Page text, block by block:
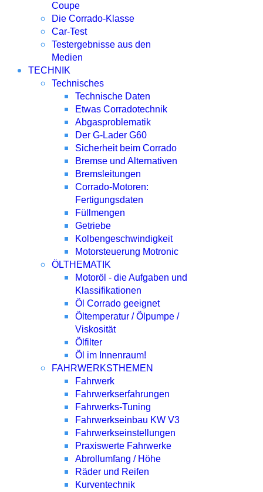
Coupe
Die Corrado-Klasse
Car-Test
Testergebnisse aus den
Medien
TECHNIK
Technisches
Technische Daten
Etwas Corradotechnik
Abgasproblematik
Der G-Lader G60
Sicherheit beim Corrado
Bremse und Alternativen
Bremsleitungen
Corrado-Motoren:
Fertigungsdaten
Füllmengen
Getriebe
Kolbengeschwindigkeit
Motorsteuerung Motronic
ÖLTHEMATIK
Motoröl - die Aufgaben und
Klassifikationen
Öl Corrado geeignet
Öltemperatur / Ölpumpe /
Viskosität
Ölfilter
Öl im Innenraum!
FAHRWERKSTHEMEN
Fahrwerk
Fahrwerkserfahrungen
Fahrwerks-Tuning
Fahrwerkseinbau KW V3
Fahrwerkseinstellungen
Praxiswerte Fahrwerke
Abrollumfang / Höhe
Räder und Reifen
Kurventechnik